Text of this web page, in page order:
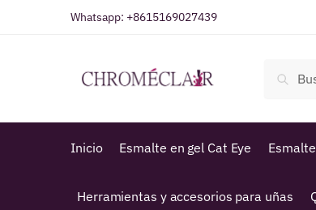
Whatsapp: +8615169027439
por:
Inicio Esmalte en gel Cat Eye
Herramientas y accesorios para uñas